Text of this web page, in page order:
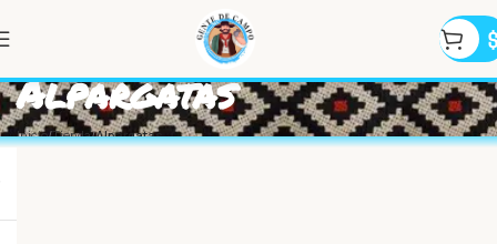
$
Alpargatas
Inicio Tienda Alpargatas